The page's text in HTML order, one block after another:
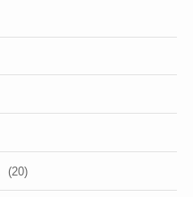
(20)